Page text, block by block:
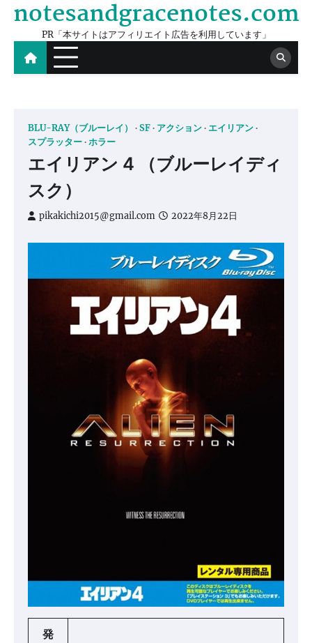
Skip
content
notesandgracenotes.com
PR「本サイトはアフィリエイト広告を利用しています」
BLU-RAY（ブルーレイ） SF アクション
エイリアン
スプラッター ホラー
エイリアン 4 （ブルーレイディ
スク）
pikakichi2015@gmail.com 2022年8月22日
発